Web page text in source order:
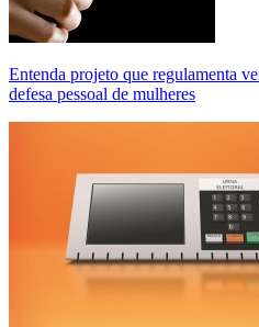
Entenda projeto que regulamenta
defesa pessoal de mulheres